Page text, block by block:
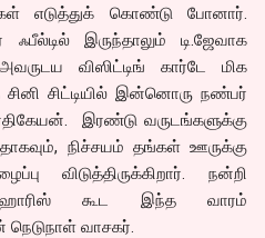
எடுத்துக் கொண்டு போனார்.
இருந்தாலும் டி.ஜேவாக
விஸிட்டிங் கார்டே மிக
சினி சிட்டியில் இன்னொரு நண்பர்
இரண்டு வருடங்களுக்கு
நிச்சயம் தங்கள் ஊருக்கு
விடுத்திருக்கிறார். நன்றி
ஹாரிஸ் கூட இந்த வாரம்
வாசகர்.